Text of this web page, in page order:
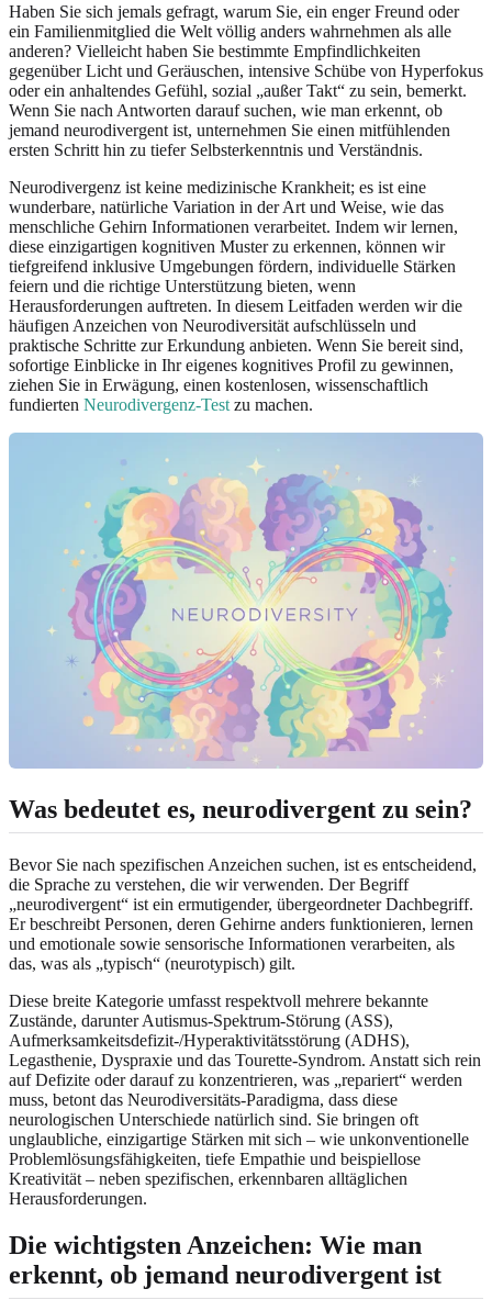
Haben Sie sich jemals gefragt, warum Sie, ein enger Freund oder
ein Familienmitglied die Welt völlig anders wahrnehmen als alle
anderen? Vielleicht haben Sie bestimmte Empfindlichkeiten
gegenüber Licht und Geräuschen, intensive Schübe von Hyperfokus
oder ein anhaltendes Gefühl, sozial „außer Takt“ zu sein, bemerkt.
Wenn Sie nach Antworten darauf suchen, wie man erkennt, ob
jemand neurodivergent ist, unternehmen Sie einen mitfühlenden
ersten Schritt hin zu tiefer Selbsterkenntnis und Verständnis.
Neurodivergenz ist keine medizinische Krankheit; es ist eine
wunderbare, natürliche Variation in der Art und Weise, wie das
menschliche Gehirn Informationen verarbeitet. Indem wir lernen,
diese einzigartigen kognitiven Muster zu erkennen, können wir
tiefgreifend inklusive Umgebungen fördern, individuelle Stärken
feiern und die richtige Unterstützung bieten, wenn
Herausforderungen auftreten. In diesem Leitfaden werden wir die
häufigen Anzeichen von Neurodiversität aufschlüsseln und
praktische Schritte zur Erkundung anbieten. Wenn Sie bereit sind,
sofortige Einblicke in Ihr eigenes kognitives Profil zu gewinnen,
ziehen Sie in Erwägung, einen kostenlosen, wissenschaftlich
fundierten Neurodivergenz-Test zu machen.
Was bedeutet es, neurodivergent zu sein?
Bevor Sie nach spezifischen Anzeichen suchen, ist es entscheidend,
die Sprache zu verstehen, die wir verwenden. Der Begriff
„neurodivergent“ ist ein ermutigender, übergeordneter Dachbegriff.
Er beschreibt Personen, deren Gehirne anders funktionieren, lernen
und emotionale sowie sensorische Informationen verarbeiten, als
das, was als „typisch“ (neurotypisch) gilt.
Diese breite Kategorie umfasst respektvoll mehrere bekannte
Zustände, darunter Autismus-Spektrum-Störung (ASS),
Aufmerksamkeitsdefizit-/Hyperaktivitätsstörung (ADHS),
Legasthenie, Dyspraxie und das Tourette-Syndrom. Anstatt sich rein
auf Defizite oder darauf zu konzentrieren, was „repariert“ werden
muss, betont das Neurodiversitäts-Paradigma, dass diese
neurologischen Unterschiede natürlich sind. Sie bringen oft
unglaubliche, einzigartige Stärken mit sich – wie unkonventionelle
Problemlösungsfähigkeiten, tiefe Empathie und beispiellose
Kreativität – neben spezifischen, erkennbaren alltäglichen
Herausforderungen.
Die wichtigsten Anzeichen: Wie man
erkennt, ob jemand neurodivergent ist